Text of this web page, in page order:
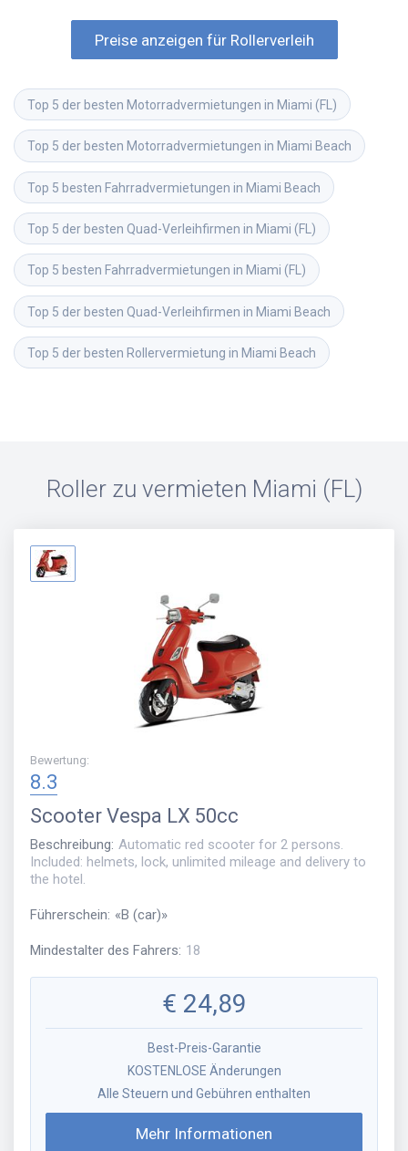
Preise anzeigen für Rollerverleih
Top 5 der besten Motorradvermietungen in Miami (FL)
Top 5 der besten Motorradvermietungen in Miami Beach
Top 5 besten Fahrradvermietungen in Miami Beach
Top 5 der besten Quad-Verleihfirmen in Miami (FL)
Top 5 besten Fahrradvermietungen in Miami (FL)
Top 5 der besten Quad-Verleihfirmen in Miami Beach
Top 5 der besten Rollervermietung in Miami Beach
Roller zu vermieten Miami (FL)
Bewertung:
8.3
Scooter Vespa LX 50cc
Beschreibung: Automatic red scooter for 2 persons.
Included: helmets, lock, unlimited mileage and delivery to
the hotel.
Führerschein: «B (car)»
Mindestalter des Fahrers: 18
€ 24,89
Best-Preis-Garantie
KOSTENLOSE Änderungen
Alle Steuern und Gebühren enthalten
Mehr Informationen